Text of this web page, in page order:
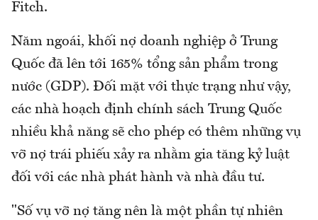
Fitch.
Năm ngoái, khối nợ doanh nghiệp ở Trung
Quốc đã lên tới 165% tổng sản phẩm trong
nước (GDP). Đối mặt với thực trạng như vậy,
các nhà hoạch định chính sách Trung Quốc
nhiều khả năng sẽ cho phép có thêm những vụ
vỡ nợ trái phiếu xảy ra nhằm gia tăng kỷ luật
đối với các nhà phát hành và nhà đầu tư.
"Số vụ vỡ nợ tăng nên là một phần tự nhiên